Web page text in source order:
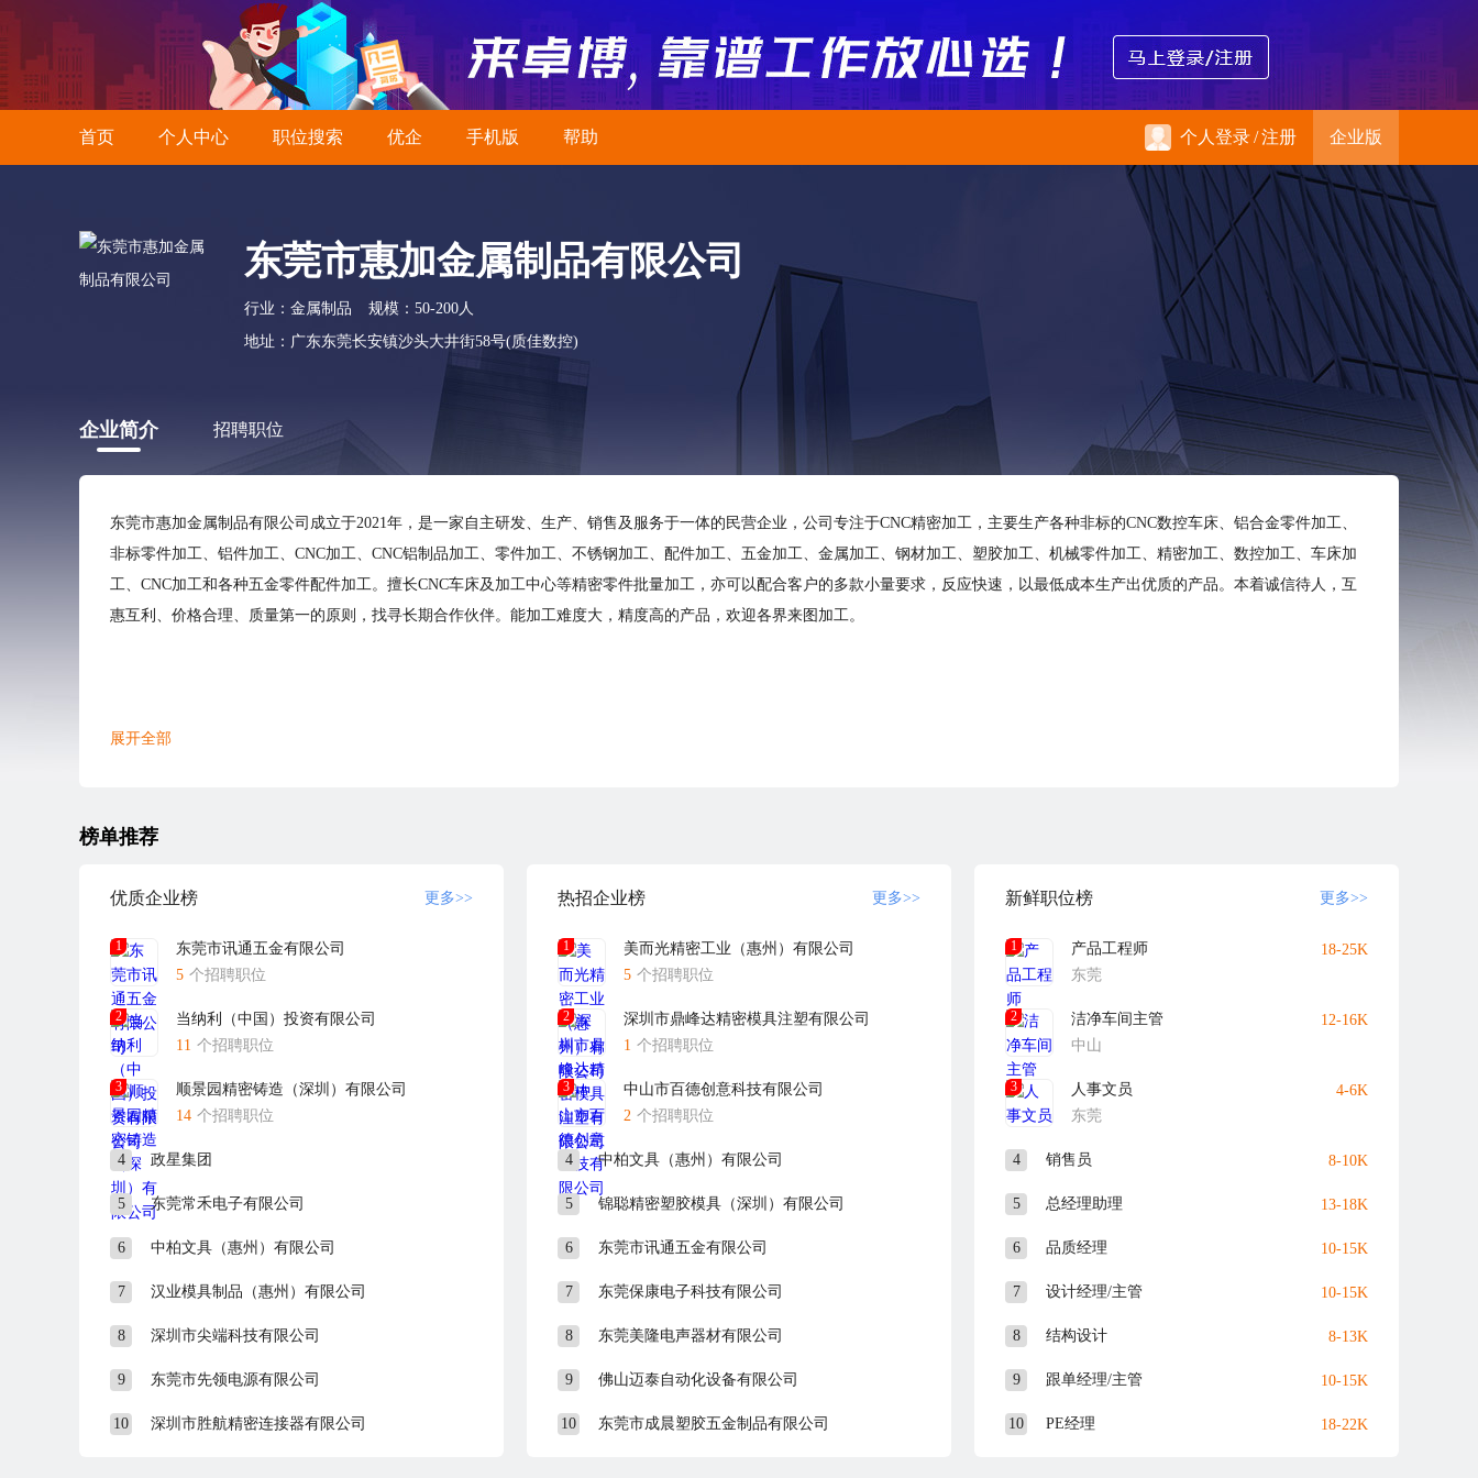
首页 个人中心 职位搜索 优企 手机版 帮助 个人登录/注册 企业版
东莞市惠加金属制品有限公司
行业：金属制品
规模：50-200人
地址：广东东莞长安镇沙头大井街58号(质佳数控)
企业简介 招聘职位
东莞市惠加金属制品有限公司成立于2021年，是一家自主研发、生产、销售及服务于一体的民营企业，公司专注于CNC精密加工，主要生产各种非标的CNC数控车床、铝合金零件加工、
非标零件加工、铝件加工、CNC加工、CNC铝制品加工、零件加工、不锈钢加工、配件加工、五金加工、金属加工、钢材加工、塑胶加工、机械零件加工、精密加工、数控加工、车床加
工、CNC加工和各种五金零件配件加工。擅长CNC车床及加工中心等精密零件批量加工，亦可以配合客户的多款小量要求，反应快速，以最低成本生产出优质的产品。本着诚信待人，互
惠互利、价格合理、质量第一的原则，找寻长期合作伙伴。能加工难度大，精度高的产品，欢迎各界来图加工。
展开全部
榜单推荐
优质企业榜 更多>>
1
东莞市讯通五金有限公司
5 个招聘职位
2
当纳利（中国）投资有限公司
11 个招聘职位
3
顺景园精密铸造（深圳）有限公司
14 个招聘职位
4 政星集团
5 东莞常禾电子有限公司
6 中柏文具（惠州）有限公司
7 汉业模具制品（惠州）有限公司
8 深圳市尖端科技有限公司
9 东莞市先领电源有限公司
10 深圳市胜航精密连接器有限公司
热招企业榜 更多>>
1
美而光精密工业（惠州）有限公司
5 个招聘职位
2
深圳市鼎峰达精密模具注塑有限公司
1 个招聘职位
3
中山市百德创意科技有限公司
2 个招聘职位
4 中柏文具（惠州）有限公司
5 锦聪精密塑胶模具（深圳）有限公司
6 东莞市讯通五金有限公司
7 东莞保康电子科技有限公司
8 东莞美隆电声器材有限公司
9 佛山迈泰自动化设备有限公司
10 东莞市成晨塑胶五金制品有限公司
新鲜职位榜 更多>>
1
产品工程师
东莞
18-25K
2
洁净车间主管
中山
12-16K
3
人事文员
东莞
4-6K
4 销售员 8-10K
5 总经理助理 13-18K
6 品质经理 10-15K
7 设计经理/主管 10-15K
8 结构设计 8-13K
9 跟单经理/主管 10-15K
10 PE经理 18-22K